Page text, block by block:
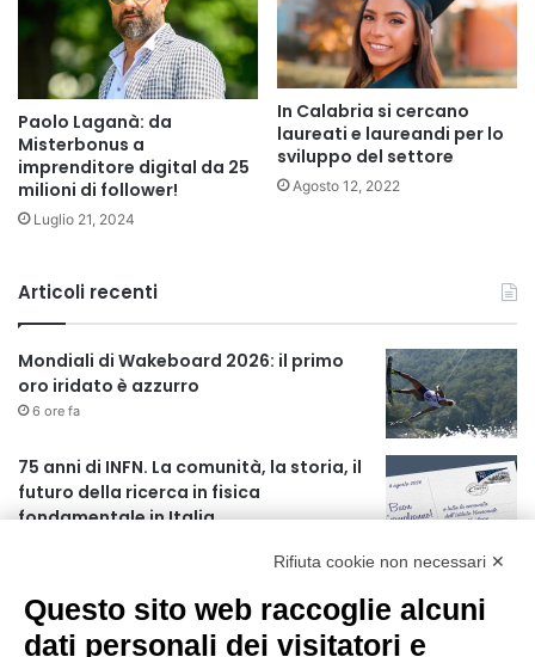
Paolo Laganà: da
Misterbonus a
imprenditore digital da 25
milioni di follower!
Luglio 21, 2024
In Calabria si cercano
laureati e laureandi per lo
sviluppo del settore
Agosto 12, 2022
Articoli recenti
Mondiali di Wakeboard 2026: il primo
oro iridato è azzurro
6 ore fa
75 anni di INFN. La comunità, la storia, il
futuro della ricerca in fisica
fondamentale in Italia
“La Calabria ti fa compagnia”
1 giorno fa
Rifiuta cookie non necessari ✕
Questo sito web raccoglie alcuni
dati personali dei visitatori e